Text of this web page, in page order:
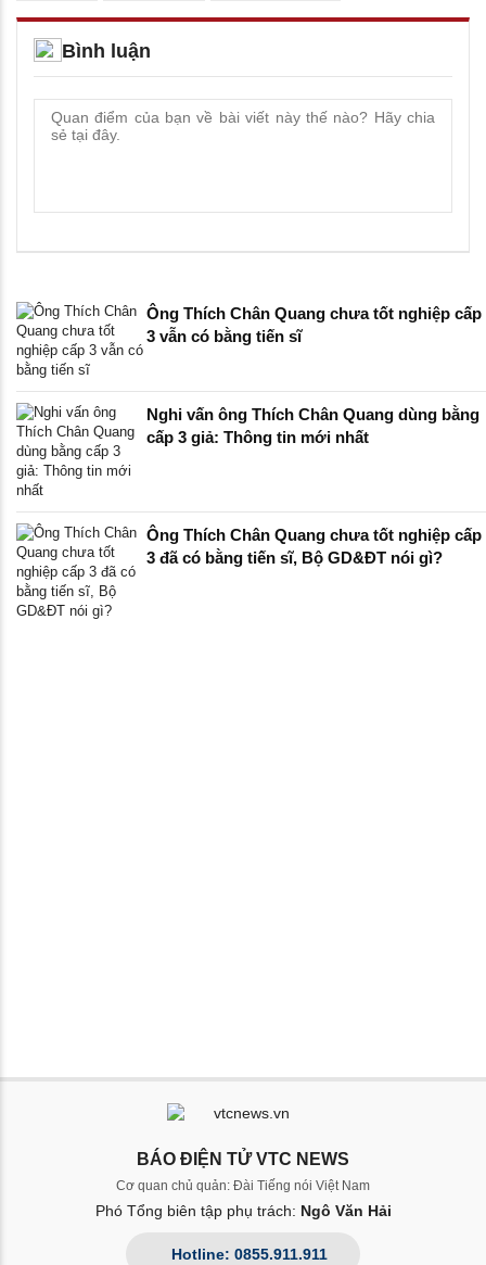
Bình luận
Ông Thích Chân Quang chưa tốt nghiệp cấp
3 vẫn có bằng tiến sĩ
Nghi vấn ông Thích Chân Quang dùng bằng
cấp 3 giả: Thông tin mới nhất
Ông Thích Chân Quang chưa tốt nghiệp cấp
3 đã có bằng tiến sĩ, Bộ GD&ĐT nói gì?
BÁO ĐIỆN TỬ VTC NEWS
Cơ quan chủ quản: Đài Tiếng nói Việt Nam
Phó Tổng biên tập phụ trách: Ngô Văn Hải
Hotline: 0855.911.911